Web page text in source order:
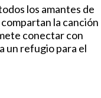
los amantes de
la canción
conectar con
un refugio para el